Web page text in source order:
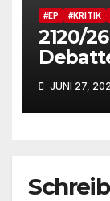
#EP #KRITIK
2120/
noch
JUNI 27,